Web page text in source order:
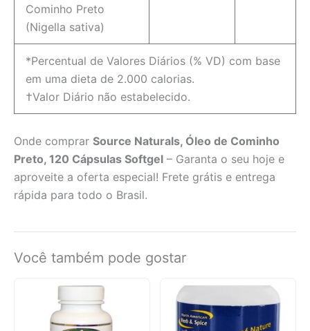
Cominho Preto
(Nigella sativa)
*Percentual de Valores Diários (% VD) com base
em uma dieta de 2.000 calorias.
†Valor Diário não estabelecido.
Onde comprar Source Naturals, Óleo de Cominho
Preto, 120 Cápsulas Softgel – Garanta o seu hoje e
aproveite a oferta especial! Frete grátis e entrega
rápida para todo o Brasil.
Você também pode gostar